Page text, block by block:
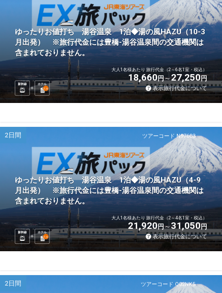
ゆったりお値打ち 湯谷温泉 1泊◆湯の風HAZU（10-3
月出発） ※旅行代金には豊橋-湯谷温泉間の交通機関は
含まれておりません。
新幹線
ホテル
1 泊
大人1名様あたり 旅行代金（2～6名1室・税込）
18,660円 27,250円
表示旅行代金について
ツアーコード N97603
2日間
ゆったりお値打ち 湯谷温泉 1泊◆湯の風HAZU（4-9
月出発） ※旅行代金には豊橋-湯谷温泉間の交通機関は
含まれておりません。
新幹線
ホテル
1 泊
大人1名様あたり 旅行代金（2～4名1室・税込）
21,920円 31,050円
表示旅行代金について
ツアーコード Q02NK5
2日間